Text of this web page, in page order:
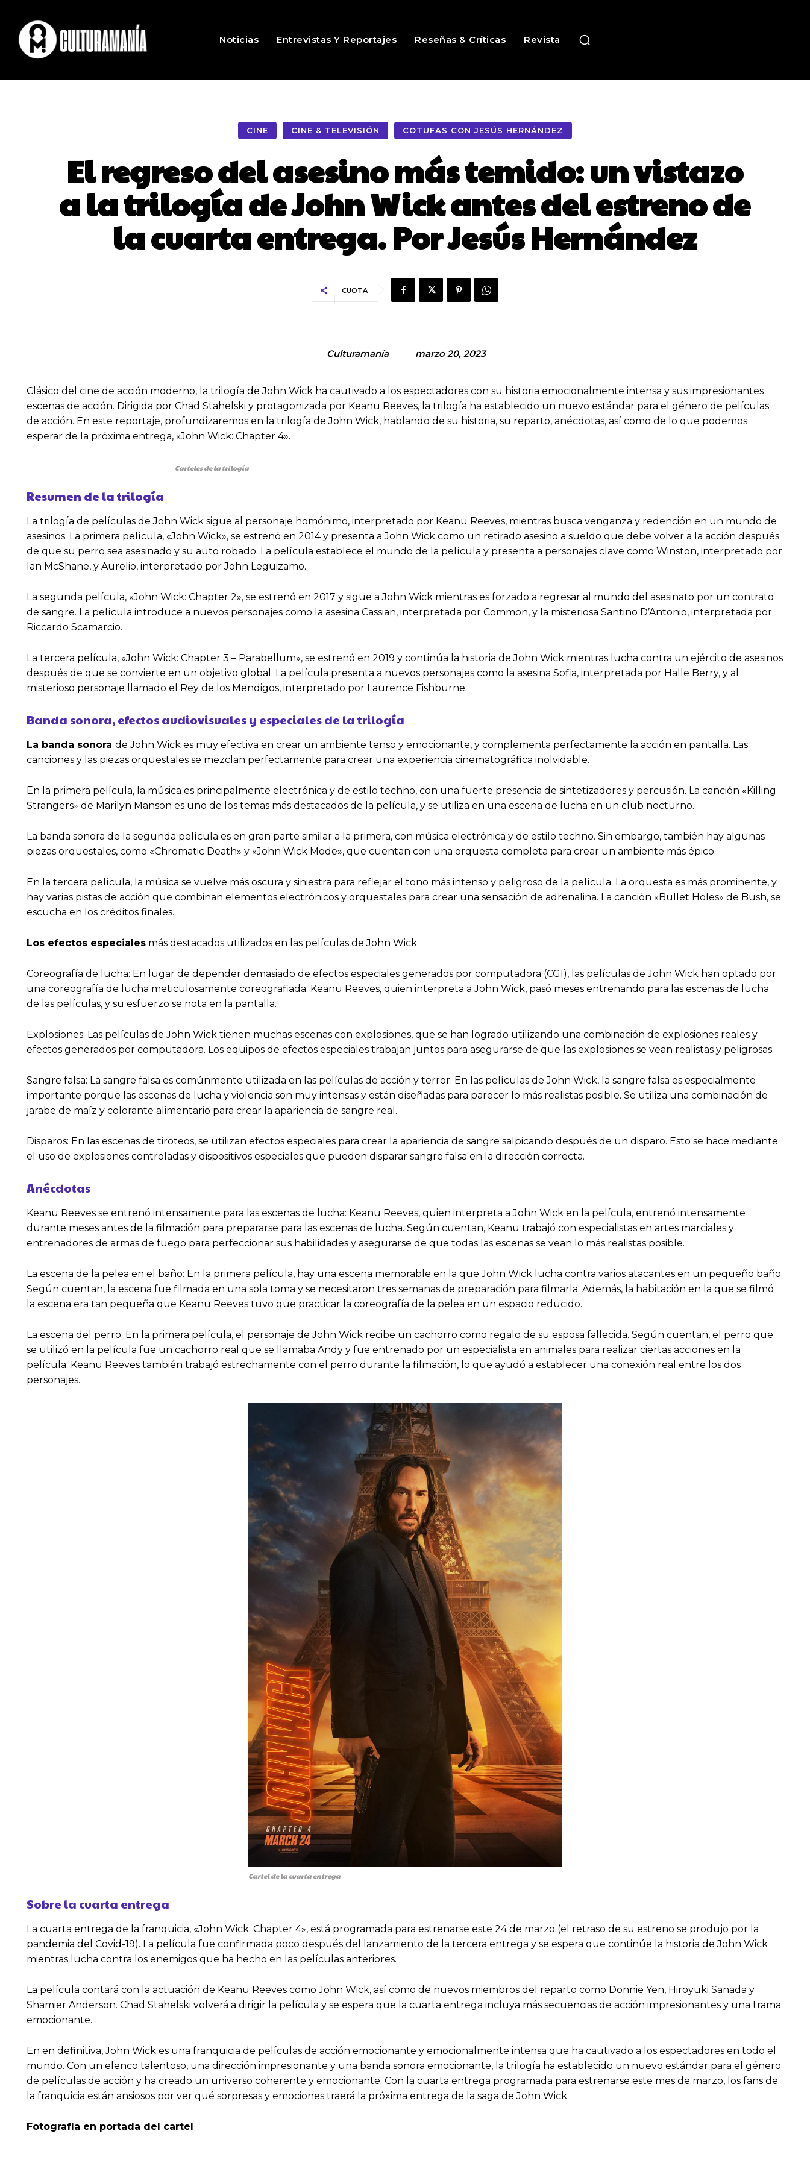
Noticias Entrevistas Y Reportajes Reseñas & Críticas Revista
CINE CINE & TELEVISIÓN COTUFAS CON JESÚS HERNÁNDEZ
El regreso del asesino más temido: un vistazo
a la trilogía de John Wick antes del estreno de
la cuarta entrega. Por Jesús Hernández
CUOTA
Culturamanía marzo 20, 2023
Clásico del cine de acción moderno, la trilogía de John Wick ha cautivado a los espectadores con su historia emocionalmente intensa y sus impresionantes
escenas de acción. Dirigida por Chad Stahelski y protagonizada por Keanu Reeves, la trilogía ha establecido un nuevo estándar para el género de películas
de acción. En este reportaje, profundizaremos en la trilogía de John Wick, hablando de su historia, su reparto, anécdotas, así como de lo que podemos
esperar de la próxima entrega, «John Wick: Chapter 4».
Carteles de la trilogía
Resumen de la trilogía
La trilogía de películas de John Wick sigue al personaje homónimo, interpretado por Keanu Reeves, mientras busca venganza y redención en un mundo de
asesinos. La primera película, «John Wick», se estrenó en 2014 y presenta a John Wick como un retirado asesino a sueldo que debe volver a la acción después
de que su perro sea asesinado y su auto robado. La película establece el mundo de la película y presenta a personajes clave como Winston, interpretado por
Ian McShane, y Aurelio, interpretado por John Leguizamo.
La segunda película, «John Wick: Chapter 2», se estrenó en 2017 y sigue a John Wick mientras es forzado a regresar al mundo del asesinato por un contrato
de sangre. La película introduce a nuevos personajes como la asesina Cassian, interpretada por Common, y la misteriosa Santino D’Antonio, interpretada por
Riccardo Scamarcio.
La tercera película, «John Wick: Chapter 3 – Parabellum», se estrenó en 2019 y continúa la historia de John Wick mientras lucha contra un ejército de asesinos
después de que se convierte en un objetivo global. La película presenta a nuevos personajes como la asesina Sofia, interpretada por Halle Berry, y al
misterioso personaje llamado el Rey de los Mendigos, interpretado por Laurence Fishburne.
Banda sonora, efectos audiovisuales y especiales de la trilogía
La banda sonora de John Wick es muy efectiva en crear un ambiente tenso y emocionante, y complementa perfectamente la acción en pantalla. Las
canciones y las piezas orquestales se mezclan perfectamente para crear una experiencia cinematográfica inolvidable.
En la primera película, la música es principalmente electrónica y de estilo techno, con una fuerte presencia de sintetizadores y percusión. La canción «Killing
Strangers» de Marilyn Manson es uno de los temas más destacados de la película, y se utiliza en una escena de lucha en un club nocturno.
La banda sonora de la segunda película es en gran parte similar a la primera, con música electrónica y de estilo techno. Sin embargo, también hay algunas
piezas orquestales, como «Chromatic Death» y «John Wick Mode», que cuentan con una orquesta completa para crear un ambiente más épico.
En la tercera película, la música se vuelve más oscura y siniestra para reflejar el tono más intenso y peligroso de la película. La orquesta es más prominente, y
hay varias pistas de acción que combinan elementos electrónicos y orquestales para crear una sensación de adrenalina. La canción «Bullet Holes» de Bush, se
escucha en los créditos finales.
Los efectos especiales más destacados utilizados en las películas de John Wick:
Coreografía de lucha: En lugar de depender demasiado de efectos especiales generados por computadora (CGI), las películas de John Wick han optado por
una coreografía de lucha meticulosamente coreografiada. Keanu Reeves, quien interpreta a John Wick, pasó meses entrenando para las escenas de lucha
de las películas, y su esfuerzo se nota en la pantalla.
Explosiones: Las películas de John Wick tienen muchas escenas con explosiones, que se han logrado utilizando una combinación de explosiones reales y
efectos generados por computadora. Los equipos de efectos especiales trabajan juntos para asegurarse de que las explosiones se vean realistas y peligrosas.
Sangre falsa: La sangre falsa es comúnmente utilizada en las películas de acción y terror. En las películas de John Wick, la sangre falsa es especialmente
importante porque las escenas de lucha y violencia son muy intensas y están diseñadas para parecer lo más realistas posible. Se utiliza una combinación de
jarabe de maíz y colorante alimentario para crear la apariencia de sangre real.
Disparos: En las escenas de tiroteos, se utilizan efectos especiales para crear la apariencia de sangre salpicando después de un disparo. Esto se hace mediante
el uso de explosiones controladas y dispositivos especiales que pueden disparar sangre falsa en la dirección correcta.
Anécdotas
Keanu Reeves se entrenó intensamente para las escenas de lucha: Keanu Reeves, quien interpreta a John Wick en la película, entrenó intensamente
durante meses antes de la filmación para prepararse para las escenas de lucha. Según cuentan, Keanu trabajó con especialistas en artes marciales y
entrenadores de armas de fuego para perfeccionar sus habilidades y asegurarse de que todas las escenas se vean lo más realistas posible.
La escena de la pelea en el baño: En la primera película, hay una escena memorable en la que John Wick lucha contra varios atacantes en un pequeño baño.
Según cuentan, la escena fue filmada en una sola toma y se necesitaron tres semanas de preparación para filmarla. Además, la habitación en la que se filmó
la escena era tan pequeña que Keanu Reeves tuvo que practicar la coreografía de la pelea en un espacio reducido.
La escena del perro: En la primera película, el personaje de John Wick recibe un cachorro como regalo de su esposa fallecida. Según cuentan, el perro que
se utilizó en la película fue un cachorro real que se llamaba Andy y fue entrenado por un especialista en animales para realizar ciertas acciones en la
película. Keanu Reeves también trabajó estrechamente con el perro durante la filmación, lo que ayudó a establecer una conexión real entre los dos
personajes.
Cartel de la cuarta entrega
Sobre la cuarta entrega
La cuarta entrega de la franquicia, «John Wick: Chapter 4», está programada para estrenarse este 24 de marzo (el retraso de su estreno se produjo por la
pandemia del Covid-19). La película fue confirmada poco después del lanzamiento de la tercera entrega y se espera que continúe la historia de John Wick
mientras lucha contra los enemigos que ha hecho en las películas anteriores.
La película contará con la actuación de Keanu Reeves como John Wick, así como de nuevos miembros del reparto como Donnie Yen, Hiroyuki Sanada y
Shamier Anderson. Chad Stahelski volverá a dirigir la película y se espera que la cuarta entrega incluya más secuencias de acción impresionantes y una trama
emocionante.
En en definitiva, John Wick es una franquicia de películas de acción emocionante y emocionalmente intensa que ha cautivado a los espectadores en todo el
mundo. Con un elenco talentoso, una dirección impresionante y una banda sonora emocionante, la trilogía ha establecido un nuevo estándar para el género
de películas de acción y ha creado un universo coherente y emocionante. Con la cuarta entrega programada para estrenarse este mes de marzo, los fans de
la franquicia están ansiosos por ver qué sorpresas y emociones traerá la próxima entrega de la saga de John Wick.
Fotografía en portada del cartel